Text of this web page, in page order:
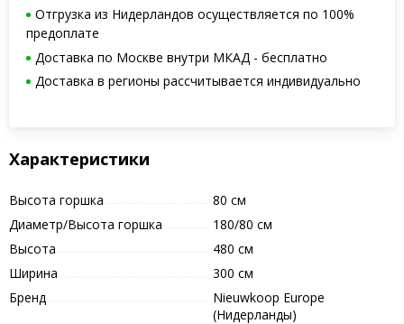
Отгрузка из Нидерландов осуществляется по 100%
предоплате
Доставка по Москве внутри МКАД - бесплатно
Доставка в регионы рассчитывается индивидуально
Характеристики
Высота горшка
80 см
Диаметр/Высота горшка
180/80 см
Высота
480 см
Ширина
300 см
Бренд
Nieuwkoop Europe
(Нидерланды)